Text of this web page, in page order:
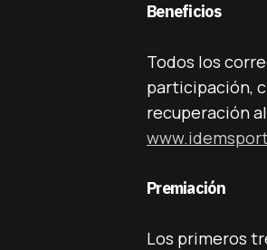
Beneficios
Todos los
participación,
recuperación
Premiación
Los primeros